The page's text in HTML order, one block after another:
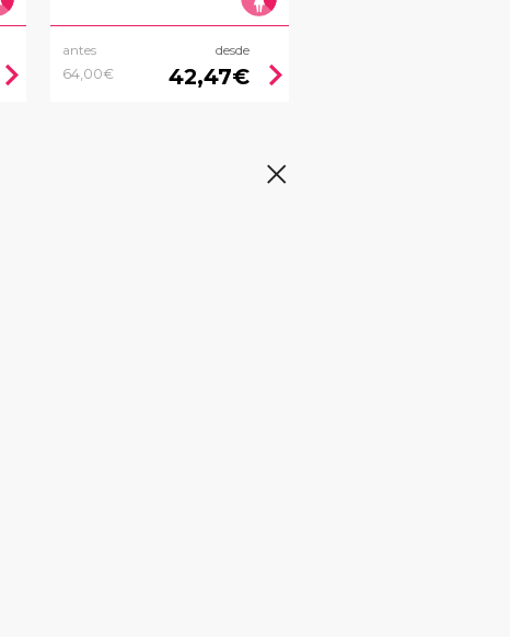
chevron_right
antes
64,00€
desde
42,47€ chevron_right